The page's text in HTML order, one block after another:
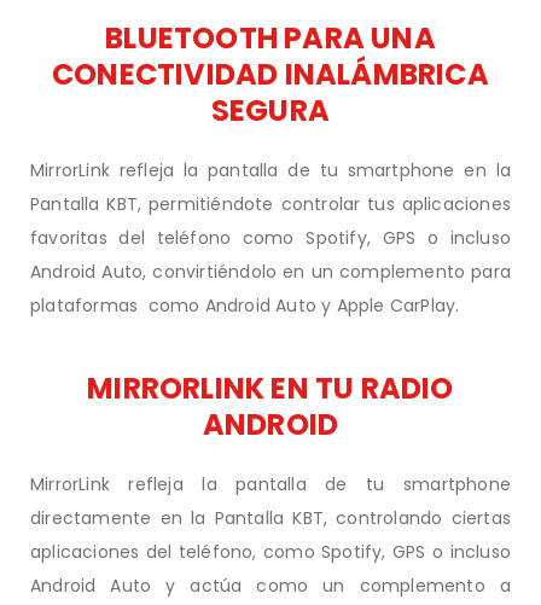
BLUETOOTH PARA UNA
CONECTIVIDAD INALÁMBRICA
SEGURA
MirrorLink refleja la pantalla de tu smartphone en la
Pantalla KBT, permitiéndote controlar tus aplicaciones
favoritas del teléfono como Spotify, GPS o incluso
Android Auto, convirtiéndolo en un complemento para
plataformas como Android Auto y Apple CarPlay.
MIRRORLINK EN TU RADIO
ANDROID
MirrorLink refleja la pantalla de tu smartphone
directamente en la Pantalla KBT, controlando ciertas
aplicaciones del teléfono, como Spotify, GPS o incluso
Android Auto y actúa como un complemento a